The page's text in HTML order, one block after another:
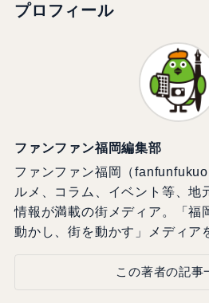
プロフィール
ファンファン福岡編集部
ファンファン福岡（
ルメ、コラム、イベント等、地
情報が満載の街メディア。「福
動かし、街を動かす」メディア
この著者の記事